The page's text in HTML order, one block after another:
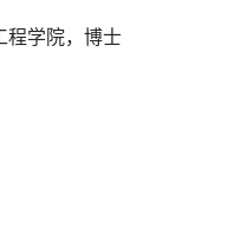
程学院，博士